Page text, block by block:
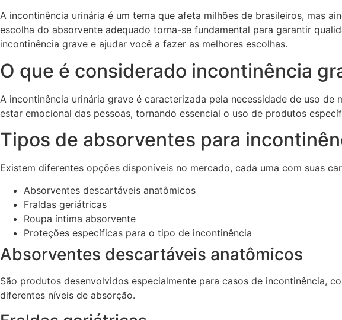
A incontinência urinária é um tema que afeta milhões de brasileiros, mas
escolha do absorvente adequado torna-se fundamental para garantir
incontinência grave e ajudar você a fazer as melhores escolhas.
O que é considerado incontinência
A incontinência urinária grave é caracterizada pela necessidade de uso
estar emocional das pessoas, tornando essencial o uso de produtos
Tipos de absorventes para
Existem diferentes opções disponíveis no mercado, cada uma com suas
Absorventes descartáveis anatômicos
Fraldas geriátricas
Roupa íntima absorvente
Proteções específicas para o tipo de incontinência
Absorventes descartáveis anatômicos
São produtos desenvolvidos especialmente para casos de incontinência,
diferentes níveis de absorção.